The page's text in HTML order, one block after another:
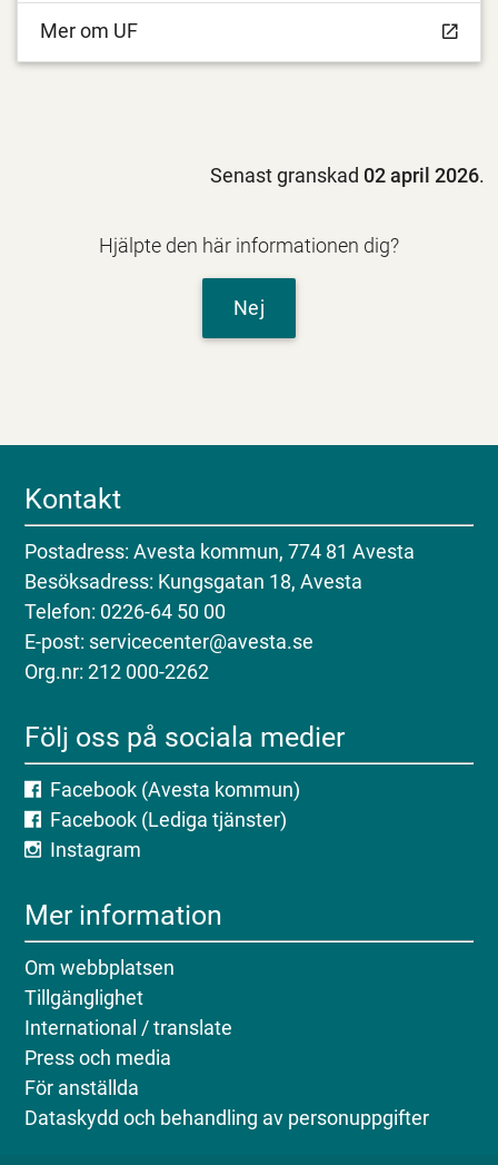
Mer om UF
Senast granskad 02 april 2026.
Hjälpte den här informationen dig?
Nej
Kontakt
Postadress: Avesta kommun, 774 81 Avesta
Besöksadress: Kungsgatan 18, Avesta
Telefon: 0226-64 50 00
E-post: servicecenter@avesta.se
Org.nr: 212 000-2262
Följ oss på sociala medier
Facebook (Avesta kommun)
Facebook (Lediga tjänster)
Instagram
Mer information
Om webbplatsen
Tillgänglighet
International / translate
Press och media
För anställda
Dataskydd och behandling av personuppgifter